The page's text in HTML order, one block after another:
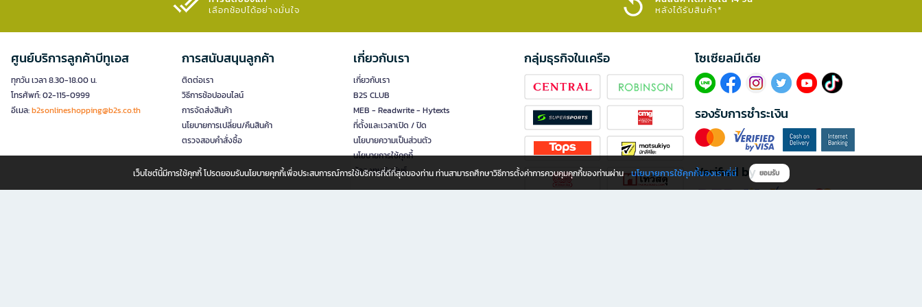
เลือกช้อปได้อย่างมั่นใจ​
หลังได้รับสินค้า*
ศูนย์บริการลูกค้าบีทูเอส
ทุกวัน เวลา 8.30-18.00 น.
โทรศัพท์: 02-115-0999
อีเมล:b2sonlineshopping@b2s.co.th
การสนับสนุนลูกค้า
ติดต่อเรา
วิธีการช้อปออนไลน์
การจัดส่งสินค้า
นโยบายการเปลี่ยน/คืนสินค้า
ตรวจสอบคำสั่งซื้อ
เกี่ยวกับเรา
เกี่ยวกับเรา
B2S CLUB
MEB - Readwrite - Hytexts
ที่ตั้งและเวลาเปิด / ปิด
นโยบายความเป็นส่วนตัว
นโยบายการใช้คุกกี้
นักลงทุนสัมพันธ์
กลุ่มธุรกิจในเครือ โซเซียลมีเดีย​
รองรับการชำระเงิน
Verified by
เว็บไซต์นี้มีการใช้คุกกี้ โปรดยอมรับนโยบายคุกกี้เพื่อประสบการณ์การใช้บริการที่ดีที่สุดของท่าน ท่านสามารถศึกษาวิธีการตั้งค่าการควบคุมคุกกี้ของท่านผ่าน นโยบายการใช้คุกกี้ของเราที่นี่ ยอมรับ